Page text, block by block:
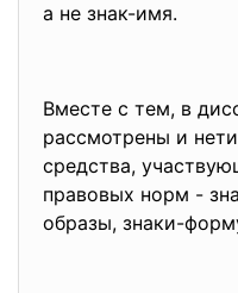
а не знак-имя.
Вместе с тем, в
рассмотрены и
средства,
правовых норм -
образы, знаки-